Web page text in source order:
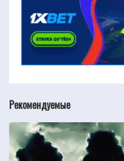
Рекомендуемые